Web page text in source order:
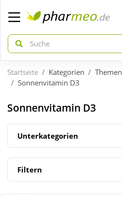
zurück
ÜBERSICHT AKTIONEN
Aktuelle Coupons
Neuheiten
zurück
ÜBERSICHT KATEGORIEN
Arzneimittel
Diabetes
Startseite Kategorien Themen
Sonnenvitamin D3
Sonnenvitamin D3
Unterkategorien
Filtern